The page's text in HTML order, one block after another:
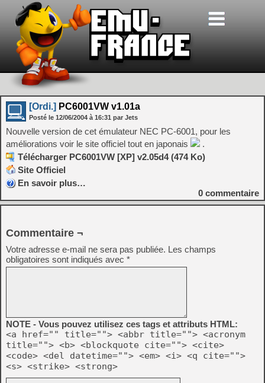
[Ordi.] PC6001VW v1.01a
Posté le 12/06/2004 à 16:31 par Jets
Nouvelle version de cet émulateur NEC PC-6001, pour les
améliorations voir le site officiel tout en japonais
.
Télécharger PC6001VW [XP] v2.05d4 (474 Ko)
Site Officiel
En savoir plus…
0 commentaire
Commentaire ¬
Votre adresse e-mail ne sera pas publiée. Les champs
obligatoires sont indiqués avec *
NOTE - Vous pouvez utilisez ces tags et attributs HTML:
<a href="" title=""> <abbr title=""> <acronym
title=""> <b> <blockquote cite=""> <cite>
<code> <del datetime=""> <em> <i> <q cite="">
<s> <strike> <strong>